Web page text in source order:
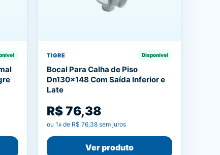
TIGRE Disponível
Bocal Para Calha de Piso
Dn130x148 Com Saída Inferior e
Late
R$ 76,38
ou 1x de R$ 76,38sem juros
Ver produto